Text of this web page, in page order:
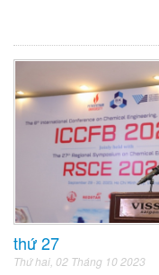
thứ 27
Thứ hai, 02 Tháng 10 2023